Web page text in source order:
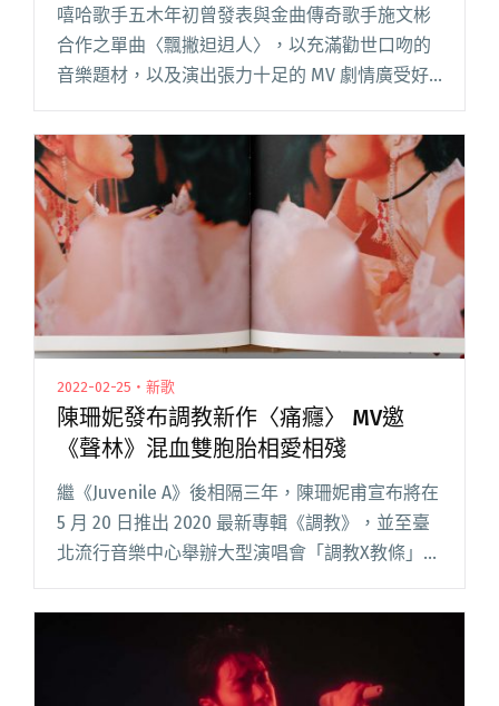
嘻哈歌手五木年初曾發表與金曲傳奇歌手施文彬
合作之單曲〈飄撇𨑨迌人〉，以充滿勸世口吻的
音樂題材，以及演出張力十足的 MV 劇情廣受好
評。五木將自己的生命經驗融入音樂創作，從莽
撞無知的街頭兄弟，逐漸轉變為眼中只有成功目
標的成熟饒舌歌手。 五木於閱讀全文 "饒舌歌手
五木釋出最新單曲〈漂〉MV 告別過往走過江湖荒
唐路的自己"
2022-02-25・新歌
陳珊妮發布調教新作〈痛癮〉 MV邀
《聲林》混血雙胞胎相愛相殘
繼《Juvenile A》後相隔三年，陳珊妮甫宣布將在
5 月 20 日推出 2020 最新專輯《調教》，並至臺
北流行音樂中心舉辦大型演唱會「調教X教條」。
MV，她不僅與香港電子編曲鬼才蔡德才閱讀全文